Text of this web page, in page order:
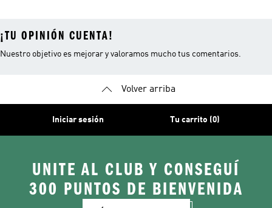
¡TU OPINIÓN CUENTA!
Nuestro objetivo es mejorar y valoramos mucho tus comentarios.
Volver arriba
Iniciar sesión Tu carrito (0)
UNITE AL CLUB Y CONSEGUÍ
300 PUNTOS DE BIENVENIDA